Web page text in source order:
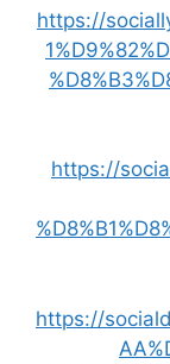
https://
https://
https://